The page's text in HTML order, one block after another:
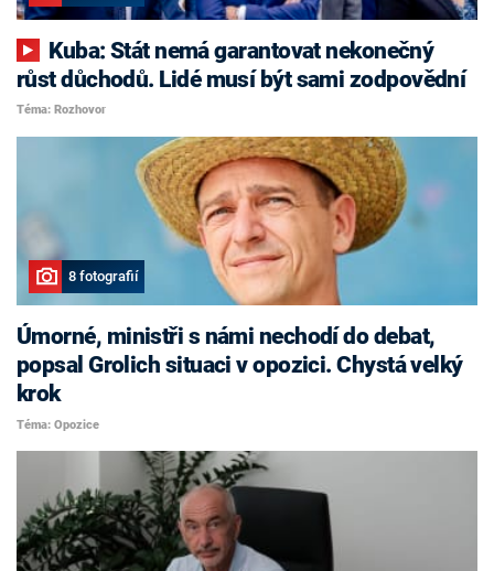
růst důchodů. Lidé musí být sami zodpovědní
Téma: Rozhovor
8 fotografií
Úmorné, ministři s námi nechodí do debat,
popsal Grolich situaci v opozici. Chystá velký
krok
Téma: Opozice